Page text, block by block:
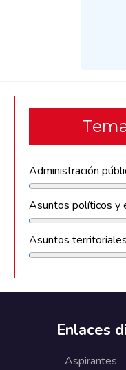
Administración
Asuntos políticos y
Asuntos
Enlaces
Aspirantes